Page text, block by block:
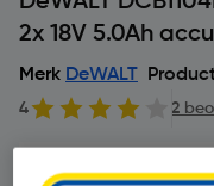
2x 18V 5.0Ah
Merk DeWALT
4 2